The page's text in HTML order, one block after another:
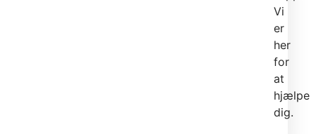
Vi
er
her
for
at
hjælpe
dig.